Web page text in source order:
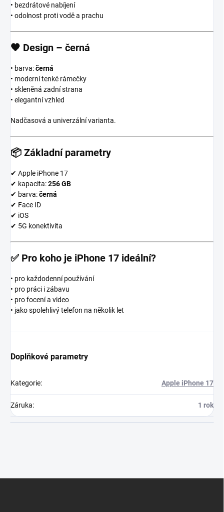
• bezdrátové nabíjení
• odolnost proti vodě a prachu
🖤 Design – černá
• barva:černá
• moderní tenké rámečky
• skleněná zadní strana
• elegantní vzhled
Nadčasová a univerzální varianta.
📦 Základní parametry
✔ Apple iPhone 17
✔ kapacita:256 GB
✔ barva:černá
✔ Face ID
✔ iOS
✔ 5G konektivita
✅ Pro koho je iPhone 17 ideální?
• pro každodenní používání
• pro práci i zábavu
• pro focení a video
• jako spolehlivý telefon na několik let
Doplňkové parametry
Kategorie: Apple iPhone 17
Záruka: 1 rok